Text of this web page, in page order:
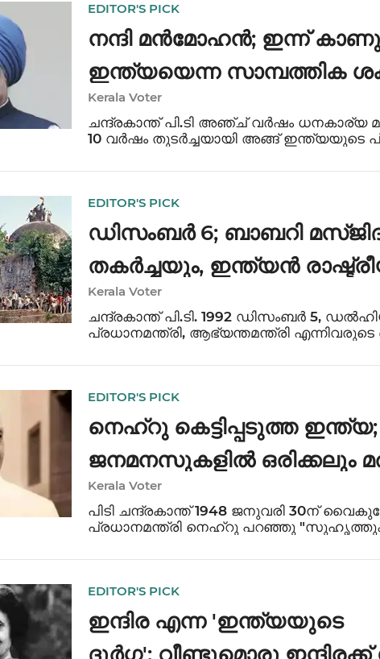
EDITOR'S PICK
നന്ദി മൻമോഹൻ; ഇന്ന്
ഇന്ത്യയെന്ന സാമ്പത്തിക
സൃഷ്ടിച്ചതിന്
Kerala Voter
ചന്ദ്രകാന്ത് പി.ടി അഞ്ച് വർഷം ധനകാര്യ
10 വർഷം തുടർച്ചയായി അങ്ങ് ഇന്ത്യയുടെ
ഓർക്കുന്നു.. ഇന്ത്യയുടെ സമ്പത്ത്
EDITOR'S PICK
ഡിസംബർ 6; ബാബറി
തകർച്ചയും, ഇന്ത്യൻ
'കാവിയുടെ' ഉദയവും
Kerala Voter
ചന്ദ്രകാന്ത് പി.ടി. 1992 ഡിസംബർ 5,
പ്രധാനമന്ത്രി, ആഭ്യന്തമന്ത്രി
അന്നത്തെ ഉത്തർപ്രദേശ് മുഖ്യമന്ത്രി
EDITOR'S PICK
നെഹ്റു കെട്ടിപ്പടുത്ത ഇന്ത്യ;
ജനമനസുകളിൽ ഒരിക്കലും
നേതാവ്
Kerala Voter
പിടി ചന്ദ്രകാന്ത് 1948 ജനുവരി 30ന്
പ്രധാനമന്ത്രി നെഹ്റു പറഞ്ഞു
ബാപ്പുജി ഇനി ഇല്ലാ. ഇനി പഴയതുപോലെ
EDITOR'S PICK
ഇന്ദിര എന്ന 'ഇന്ത്യയുടെ